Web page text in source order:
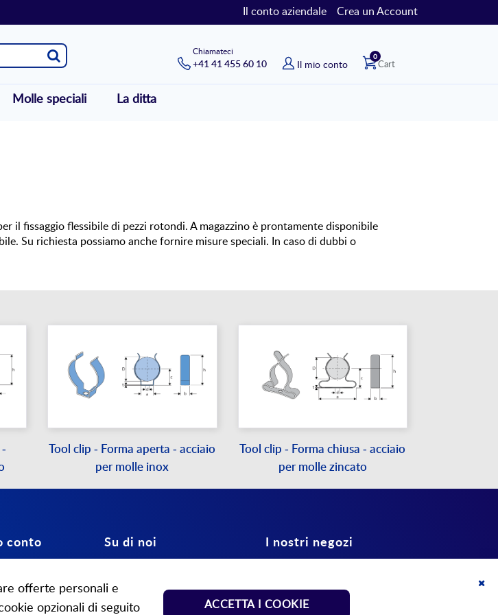
Il conto aziendale Crea un Account
Chiamateci
+41 41 455 60 10 Il mio conto Cart
0elementi
Molle speciali La ditta
il fissaggio flessibile di pezzi rotondi. A magazzino è prontamente disponibile
Su richiesta possiamo anche fornire misure speciali. In caso di dubbi o
-
Tool clip - Forma aperta - acciaio
per molle inox
Tool clip - Forma chiusa - acciaio
per molle zincato
conto Su di noi I nostri negozi
offerte personali e
opzionali di seguito
ACCETTA I COOKIE